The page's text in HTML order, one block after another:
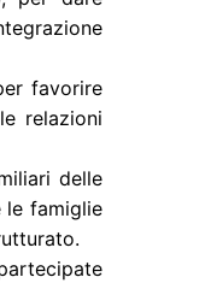
favorire
relazioni
delle
le famiglie